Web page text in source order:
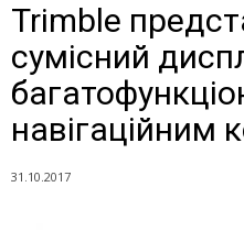
Trimble
сумісний
навігаційним
31.10.2017